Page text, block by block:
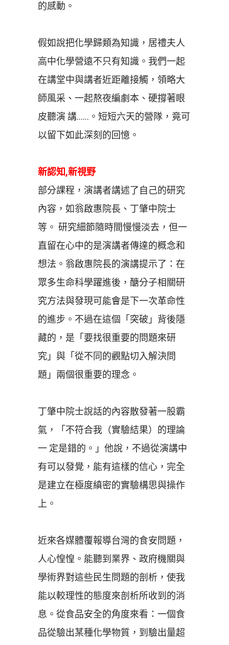
的感動。
假如說把化學歸類為知識，居禮夫人
高中化學營遠不只有知識。我們一起
在講堂中與講者近距離接觸，領略大
師風采、一起熬夜編劇本、硬撐著眼
皮聽演 講……。短短六天的營隊，竟可
以留下如此深刻的回憶。
新認知,新視野
部分課程，演講者講述了自己的研究
內容，如翁啟惠院長、丁肇中院士
等。 研究細節隨時間慢慢淡去，但一
直留在心中的是演講者傳達的概念和
想法。翁啟惠院長的演講提示了：在
眾多生命科學躍進後，醣分子相關研
究方法與發現可能會是下一次革命性
的進步。不過在這個「突破」背後隱
藏的，是「要找很重要的問題來研
究」與「從不同的觀點切入解決問
題」兩個很重要的理念。
丁肇中院士說話的內容散發著一股霸
氣，「不符合我（實驗結果）的理論
一 定是錯的。」他說，不過從演講中
有可以發覺，能有這樣的信心，完全
是建立在極度縝密的實驗構思與操作
上。
近來各媒體覆報導台灣的食安問題，
人心惶惶。能聽到業界、政府機關與
學術界對這些民生問題的剖析，使我
能以較理性的態度來剖析所收到的消
息。從食品安全的角度來看：一個食
品從驗出某種化學物質，到驗出量超